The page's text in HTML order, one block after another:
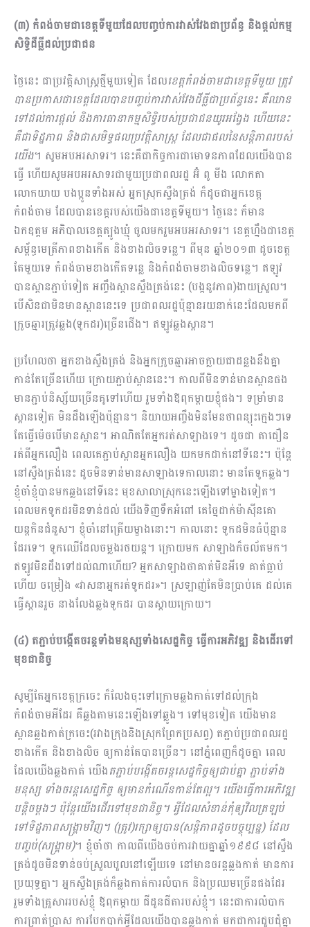
(៣) កំពង់ចាមជាខេត្តទីមួយដែលបញ្ចប់ការវាស់វែងជាប្រព័ន្ធ និងផ្ដល់កម្ម
សិទ្ធិដីធ្លីដល់ប្រជាជន
ថ្ងៃនេះ ជាប្រវត្តិសាស្រ្តថ្មីមួយទៀត ដែលខេត្តកំពង់ចាមជាខេត្តទីមួយ ត្រូវ
បានប្រកាសជាខេត្តដែលបានបញ្ចប់ការវាស់វែងដីធ្លីជាប្រព័ន្ធនេះ គឺឈាន
ទៅដល់ការផ្ដល់ និងការធានាកម្មសិទ្ធិរបស់ប្រជាជនយូរអង្វែង ហើយនេះ
គឺជាទិដ្ឋភាព និងជាសមិទ្ធផលប្រវត្តិសាស្រ្ត ដែលជាផលនៃសន្តិភាពរបស់
យើង។ សូមអបអរសាទរ។ នេះគឺជាកិច្ចការជាមោទនភាពដែលយើងបាន
ធ្វើ ហើយសូមអបអរសាទរជាមួយប្រជាពលរដ្ឋ អ៊ំ ពូ មីង លោកតា
លោកយាយ បងប្អូនទាំងអស់ អ្នកស្រុកស្ទឹងត្រង់ ក៏ដូចជាអ្នកខេត្ត
កំពង់ចាម ដែលបានខេត្តរបស់យើងជាខេត្តទីមួយ។ ថ្ងៃនេះ ក៏មាន
ឯកឧត្ដម អភិបាលខេត្តត្បូងឃ្មុំ ចូលមករួមអបអរសាទរ។ ខេត្តហ្នឹងជាខេត្ត
សម្ព័ន្ធមេត្រីភាពខាងកើត និងខាងលិចទន្លេ។ ពីមុន ឆ្នាំ២០១៣ ដូចខេត្ត
តែមួយទេ កំពង់ចាមខាងកើតទន្លេ និងកំពង់ចាមខាងលិចទន្លេ។ ឥឡូវ
បានស្ពានភ្ជាប់ទៀត អញ្ចឹងស្ពានស្ទឹងត្រង់នេះ (បង្កនូវភាព)ងាយស្រួល។
បើសិនជាមិនមានស្ពាននេះទេ ប្រជាពលរដ្ឋប៉ុន្មានរយនាក់នេះដែលមកពី
ក្រូចឆ្មារត្រូវឆ្លង(ទូកដរ)ច្រើនជើង។ ឥឡូវឆ្លងស្ពាន។
ប្រ​ហែលថា អ្នកខាងស្ទឹងត្រង់ និងអ្នកក្រូចឆ្មារអាចក្លាយជាដន្លងនឹងគ្នា
កាន់តែច្រើនហើយ ក្រោយភ្ជាប់ស្ពាននេះ។ កាលពីមិនទាន់មានស្ពានផង
មានភ្ជាប់និស្ស័យច្រើនគូទៅហើយ រួមទាំងឪពុកម្ដាយខ្ញុំផង។ ទម្រាំមាន
ស្ពានទៀត មិនដឹងឡើងប៉ុន្មាន។ និយាយអញ្ចឹងមិនមែនថាពន្យុះក្មេងៗទេ
តែធ្វើម៉េចបើមានស្ពាន។ អាណិតតែអ្នករត់សាឡាងទេ។ ដូចជា តាជឿន
រត់ពីអ្នកលឿង ពេលគេភ្ជាប់ស្ពានអ្នកលឿង យកមកដាក់នៅទីនេះ។ ប៉ុន្តែ
នៅស្ទឹងត្រង់នេះ ដូចមិនទាន់មានសាឡាងទេកាលនោះ មានតែទូកឆ្លង។
ខ្ញុំចាំខ្ញុំបានមកឆ្លងនៅទីនេះ មុខសាលាស្រុកនេះឡើងទៅម្ខាងទៀត។
ពេលមកទូកដរមិនទាន់ដល់ យើងទិញទឹកអំពៅ គេច្នៃដាក់ម៉ាស៊ីនគោ
យន្តកិនជំនួស។ ខ្ញុំចាំនៅត្រើយម្ខាងនោះ។ កាលនោះ ទូកដមិនធំប៉ុន្មាន
ដែរទេ។ ទូកឈើដែលចម្លងរថយន្ត។ ក្រោយមក សាឡាងក៏ចល័តមក។
ឥឡូវមិនដឹងទៅដល់ណាហើយ? អ្នកសាឡាងថាគាត់មិនអីទេ គាត់ធ្លាប់
ហើយ ចម្រៀង «វាសនាអ្នករត់ទូកដរ»។ ស្រឡាញ់តែមិនប្រាប់គេ ដល់គេ
ធ្វើស្ពានរួច នាងលែងឆ្លងទូកដរ បានស្ដាយក្រោយ។
(៤) តភ្ជាប់បង្កើតចរន្តទាំងមនុស្សទាំងសេដ្ឋកិច្ច ធ្វើការអភិវឌ្ឍ និងដើរទៅ
មុខជានិច្ច
សូម្បីតែអ្នកខេត្តក្រចេះ ក៏លែងចុះទៅក្រោមឆ្លងកាត់ទៅដល់ក្រុង
កំពង់ចាមអីដែរ គឺឆ្លងតាមនេះឡើងទៅឆ្លូង។ ទៅមុខទៀត យើងមាន
ស្ពានឆ្លងកាត់ក្រចេះ(រវាងក្រុងនិងស្រុកព្រែកប្រសព្វ) តភ្ជាប់ប្រជាពលរដ្ឋ
ខាងកើត និងខាងលិច ឲ្យកាន់តែបានច្រើន។ នៅភ្នំពេញក៏ដូចគ្នា ពេល
ដែលយើងឆ្លងកាត់ យើងតភ្ជាប់បង្កើតចរន្តសេដ្ឋកិច្ចឲ្យជាប់គ្នា ភ្ជាប់ទាំង
មនុស្ស ទាំងចរន្តសេដ្ឋកិច្ច ឲ្យមានកំណើនកាន់តែល្អ។ យើងធ្វើការអភិវឌ្ឍ
បន្តិចម្ដងៗ ប៉ុន្តែយើងដើរទៅមុខជានិច្ច។ អ្វីដែលសំខាន់កុំឲ្យវិលត្រឡប់
ទៅទិដ្ឋភាពសង្រ្គាមវិញ។ (ត្រូវ)រក្សាឲ្យបាន(សន្តិភាពដូចបច្ចុប្បន្ន) ដែល
បញ្ចប់(សង្រ្គាម)។ ខ្ញុំចាំថា កាលពីយើងចប់ការវាយគ្នាឆ្នាំ១៩៩៨ នៅស្ទឹង
ត្រង់ដូចមិនទាន់ចប់ស្រួលបួលនៅឡើយទេ នៅមានចរន្តឆ្លងកាត់ មានការ
ប្រយុទ្ធគ្នា។ អ្នកស្ទឹងត្រង់ក៏ឆ្លងកាត់ការលំបាក និងប្រឈមច្រើនផងដែរ
រួមទាំងគ្រួសាររបស់ខ្ញុំ ឪពុកម្ដាយ ជីដូនជីតារបស់ខ្ញុំ​។ នេះជាការលំបាក
ការព្រាត់ប្រាស ការបែកបាក់អ្វីដែលយើងបានឆ្លងកាត់ មកជាការជួបជុំគ្នា